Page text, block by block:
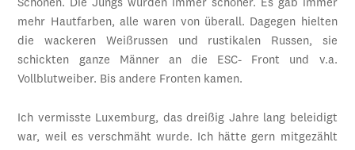
Schönen. Die Jungs wurden immer schöner. Es gab immer
mehr Hautfarben, alle waren von überall. Dagegen hielten
die wackeren Weißrussen und rustikalen Russen, sie
schickten ganze Männer an die ESC- Front und v.a.
Vollblutweiber. Bis andere Fronten kamen.
Ich vermisste Luxemburg, das dreißig Jahre lang beleidigt
war, weil es verschmäht wurde. Ich hätte gern mitgezählt